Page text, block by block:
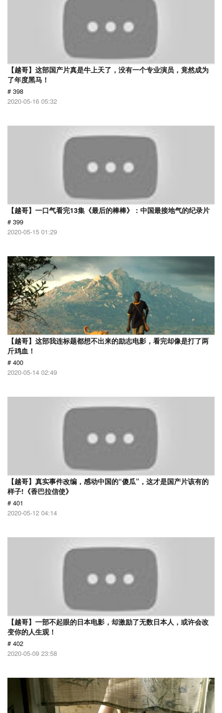
【越哥】这部国产片真是牛上天了，没有一个专业演员，竟然成为
了年度黑马！
# 398
2020-05-16 05:32
【越哥】一口气看完13集《最后的棒棒》：中国最接地气的纪录片
# 399
2020-05-15 01:29
【越哥】这部我连标题都想不出来的励志电影，看完却像是打了两
斤鸡血！
# 400
2020-05-14 02:49
【越哥】真实事件改编，感动中国的“傻瓜”，这才是国产片该有的
样子!《香巴拉信使》
# 401
2020-05-12 04:14
【越哥】一部不起眼的日本电影，却激励了无数日本人，或许会改
变你的人生观！
# 402
2020-05-09 23:58